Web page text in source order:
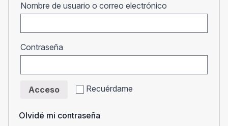
Nombre de usuario o correo electrónico
Contraseña
Recuérdame
Acceso
Olvidé mi contraseña